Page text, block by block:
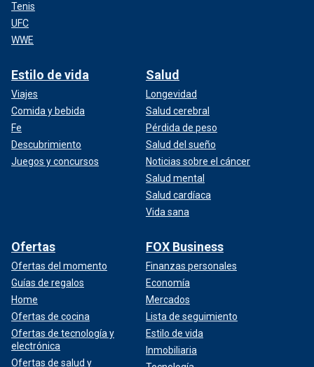
Tenis
UFC
WWE
Estilo de vida
Viajes
Comida y bebida
Fe
Descubrimiento
Juegos y concursos
Salud
Longevidad
Salud cerebral
Pérdida de peso
Salud del sueño
Noticias sobre el cáncer
Salud mental
Salud cardíaca
Vida sana
Ofertas
Ofertas del momento
Guías de regalos
Home
Ofertas de cocina
Ofertas de tecnología y
electrónica
Ofertas de salud y
FOX Business
Finanzas personales
Economía
Mercados
Lista de seguimiento
Estilo de vida
Inmobiliaria